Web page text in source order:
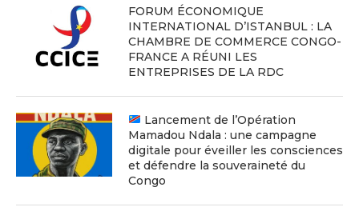
FORUM ÉCONOMIQUE
INTERNATIONAL D’ISTANBUL : LA
CHAMBRE DE COMMERCE CONGO-
FRANCE A RÉUNI LES
ENTREPRISES DE LA RDC
Lancement de l’Opération
Mamadou Ndala : une campagne
digitale pour éveiller les consciences
et défendre la souveraineté du
Congo